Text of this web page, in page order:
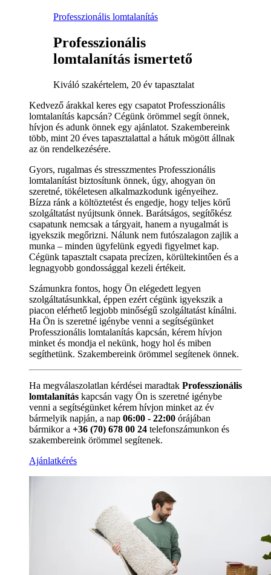
Professzionális lomtalanítás
Professzionális
lomtalanítás ismertető
Kiváló szakértelem, 20 év tapasztalat
Kedvező árakkal keres egy csapatot Professzionális
lomtalanítás kapcsán? Cégünk örömmel segít önnek,
hívjon és adunk önnek egy ajánlatot. Szakembereink
több, mint 20 éves tapasztalattal a hátuk mögött állnak
az ön rendelkezésére.
Gyors, rugalmas és stresszmentes Professzionális
lomtalanítást biztosítunk önnek, úgy, ahogyan ön
szeretné, tökéletesen alkalmazkodunk igényeihez.
Bízza ránk a költöztetést és engedje, hogy teljes körű
szolgáltatást nyújtsunk önnek. Barátságos, segítőkész
csapatunk nemcsak a tárgyait, hanem a nyugalmát is
igyekszik megőrizni. Nálunk nem futószalagon zajlik a
munka – minden ügyfelünk egyedi figyelmet kap.
Cégünk tapasztalt csapata precízen, körültekintően és a
legnagyobb gondossággal kezeli értékeit.
Számunkra fontos, hogy Ön elégedett legyen
szolgáltatásunkkal, éppen ezért cégünk igyekszik a
piacon elérhető legjobb minőségű szolgáltatást kínálni.
Ha Ön is szeretné igénybe venni a segítségünket
Professzionális lomtalanítás kapcsán, kérem hívjon
minket és mondja el nekünk, hogy hol és miben
segíthetünk. Szakembereink örömmel segítenek önnek.
Ha megválaszolatlan kérdései maradtak Professzionális
lomtalanítás kapcsán vagy Ön is szeretné igénybe
venni a segítségünket kérem hívjon minket az év
bármelyik napján, a nap 06:00 - 22:00 órájában
bármikor a +36 (70) 678 00 24 telefonszámunkon és
szakembereink örömmel segítenek.
Ajánlatkérés